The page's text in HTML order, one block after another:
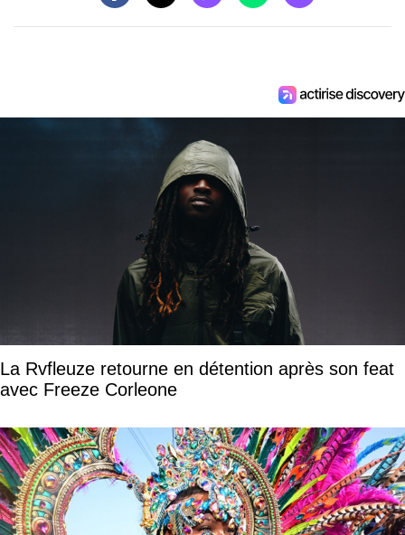
La Rvfleuze retourne en détention après son feat
avec Freeze Corleone